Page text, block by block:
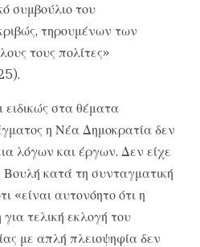
συμβούλιο του
τηρουμένων των
τους πολίτες»
ειδικώς στα θέματα
η Νέα Δημοκρατία δεν
λόγων και έργων. Δεν είχε
κατά τη συνταγματική
«είναι αυτονόητο ότι η
τελική εκλογή του
με απλή πλειοψηφία δεν